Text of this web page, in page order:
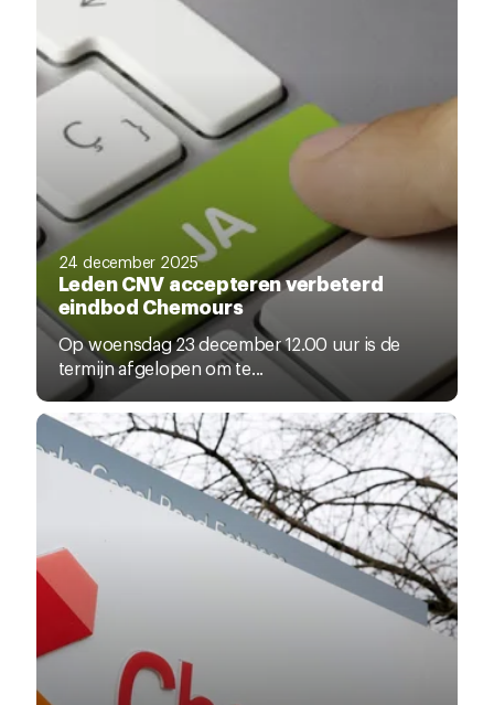
24 december 2025
Leden CNV accepteren verbeterd
eindbod Chemours
Op woensdag 23 december 12.00 uur is de
termijn afgelopen om te...